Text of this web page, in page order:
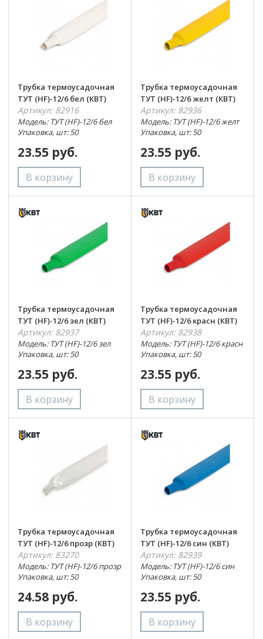
Трубка термоусадочная
ТУТ (HF)-12/6 бел (КВТ)
Артикул: 82916
Модель: ТУТ (HF)-12/6 бел
Упаковка, шт: 50
23.55 руб.
Трубка термоусадочная
ТУТ (HF)-12/6 желт (КВТ)
Артикул: 82936
Модель: ТУТ (HF)-12/6 желт
Упаковка, шт: 50
23.55 руб.
Трубка термоусадочная
ТУТ (HF)-12/6 зел (КВТ)
Артикул: 82937
Модель: ТУТ (HF)-12/6 зел
Упаковка, шт: 50
23.55 руб.
Трубка термоусадочная
ТУТ (HF)-12/6 красн (КВТ)
Артикул: 82938
Модель: ТУТ (HF)-12/6 красн
Упаковка, шт: 50
23.55 руб.
Трубка термоусадочная
ТУТ (HF)-12/6 прозр (КВТ)
Артикул: 83270
Модель: ТУТ (HF)-12/6 прозр
Упаковка, шт: 50
24.58 руб.
Трубка термоусадочная
ТУТ (HF)-12/6 син (КВТ)
Артикул: 82939
Модель: ТУТ (HF)-12/6 син
Упаковка, шт: 50
23.55 руб.